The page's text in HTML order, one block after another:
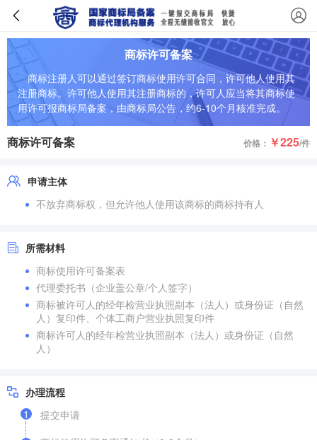
商标许可备案
商标注册人可以通过签订商标使用许可合同，许可他人使用其
注册商标。许可他人使用其注册商标的，许可人应当将其商标使
用许可报商标局备案，由商标局公告，约6-10个月核准完成。
商标许可备案 价格： ￥225/件
申请主体
不放弃商标权，但允许他人使用该商标的商标持有人
所需材料
商标使用许可备案表
代理委托书（企业盖公章/个人签字）
商标被许可人的经年检营业执照副本（法人）或身份证（自然
人）复印件、个体工商户营业执照复印件
商标许可人的经年检营业执照副本（法人）或身份证（自然
人）
办理流程
1
提交申请